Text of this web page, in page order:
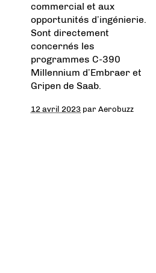
commercial et aux
opportunités d’ingénierie.
Sont directement
concernés les
programmes C-390
Millennium d’Embraer et
Gripen de Saab.
12 avril 2023 parAerobuzz